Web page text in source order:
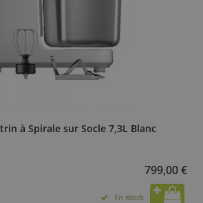
à Spirale sur Socle 7,3L Blanc
799,00 €
En stock